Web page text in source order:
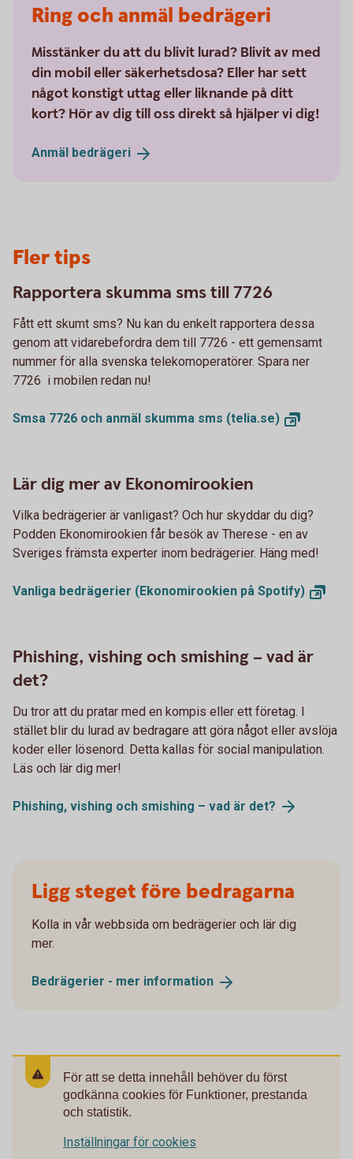
Ring och anmäl bedrägeri
Misstänker du att du blivit lurad? Blivit av med
din mobil eller säkerhetsdosa? Eller har sett
något konstigt uttag eller liknande på ditt
kort? Hör av dig till oss direkt så hjälper vi dig!
Anmäl bedrägeri
Fler tips
Rapportera skumma sms till 7726
Fått ett skumt sms? Nu kan du enkelt rapportera dessa
genom att vidarebefordra dem till 7726 - ett gemensamt
nummer för alla svenska telekomoperatörer. Spara ner
7726 i mobilen redan nu!
Smsa 7726 och anmäl skumma sms (telia.se)
Lär dig mer av Ekonomirookien
Vilka bedrägerier är vanligast? Och hur skyddar du dig?
Podden Ekonomirookien får besök av Therese - en av
Sveriges främsta experter inom bedrägerier. Häng med!
Vanliga bedrägerier (Ekonomirookien på Spotify)
Phishing, vishing och smishing – vad är
det?
Du tror att du pratar med en kompis eller ett företag. I
stället blir du lurad av bedragare att göra något eller avslöja
koder eller lösenord. Detta kallas för social manipulation.
Läs och lär dig mer!
Phishing, vishing och smishing – vad är det?
Ligg steget före bedragarna
Kolla in vår webbsida om bedrägerier och lär dig
mer.
Bedrägerier - mer information
För att se detta innehåll behöver du först
godkänna cookies för Funktioner, prestanda
och statistik.
Inställningar för cookies